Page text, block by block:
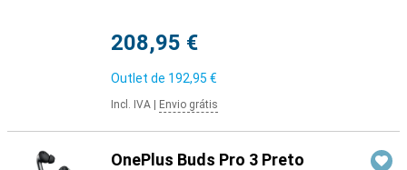
208,95 €
Outlet de 192,95 €
Incl. IVA Envio grátis
OnePlus Buds Pro 3 Preto